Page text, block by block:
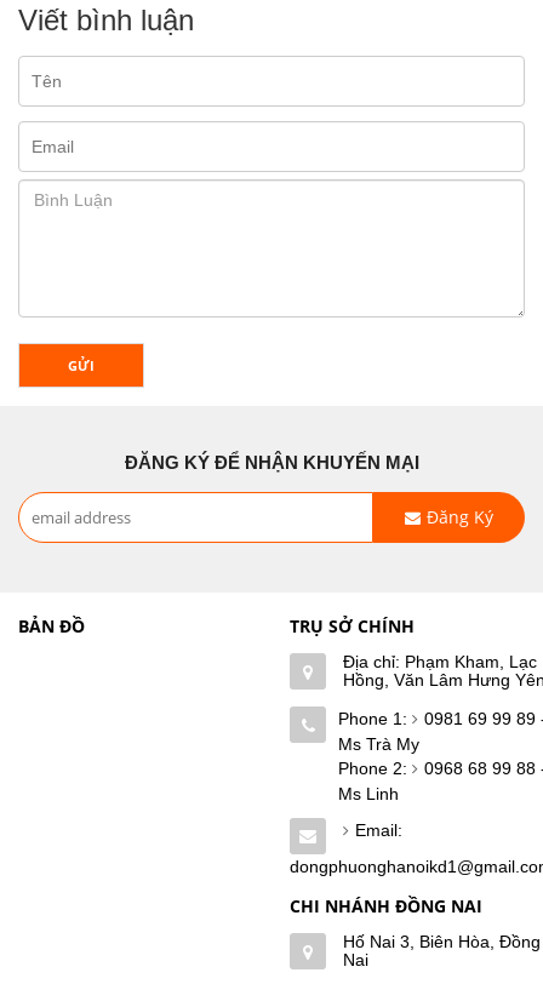
Viết bình luận
GỬI
ĐĂNG KÝ ĐỂ NHẬN KHUYẾN MẠI
Đăng Ký
BẢN ĐỒ TRỤ SỞ CHÍNH
Địa chỉ: Phạm Kham, Lạc
Hồng, Văn Lâm Hưng
Phone 1:
0981 69 99 89
Ms Trà My
Phone 2:
0968 68 99 88
Ms Linh
Email:
CHI NHÁNH ĐỒNG NAI
Hố Nai 3, Biên Hòa, Đồng
Nai